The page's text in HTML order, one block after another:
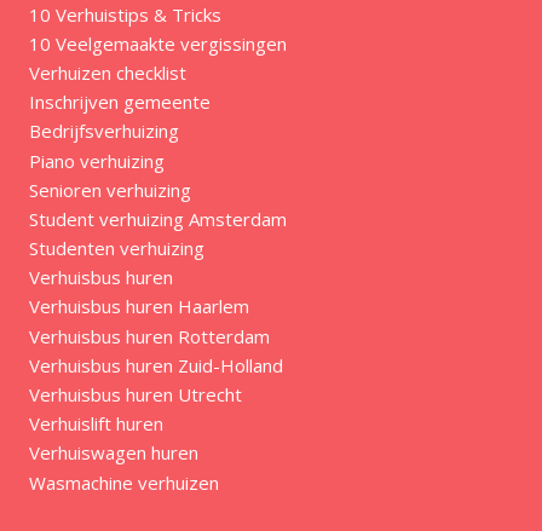
10 Verhuistips & Tricks
10 Veelgemaakte vergissingen
Verhuizen checklist
Inschrijven gemeente
Bedrijfsverhuizing
Piano verhuizing
Senioren verhuizing
Student verhuizing Amsterdam
Studenten verhuizing
Verhuisbus huren
Verhuisbus huren Haarlem
Verhuisbus huren Rotterdam
Verhuisbus huren Zuid-Holland
Verhuisbus huren Utrecht
Verhuislift huren
Verhuiswagen huren
Wasmachine verhuizen